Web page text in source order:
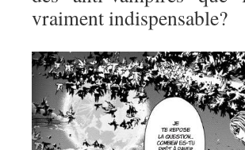
vraiment indispensable?